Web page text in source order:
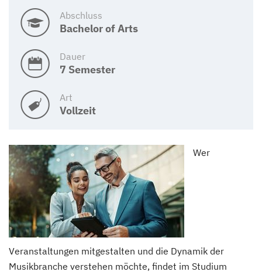
Abschluss
Bachelor of Arts
Dauer
7 Semester
Art
Vollzeit
Wer
Veranstaltungen mitgestalten und die Dynamik der
Musikbranche verstehen möchte, findet im Studium